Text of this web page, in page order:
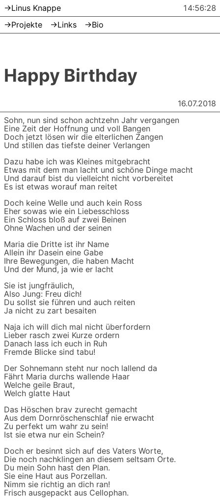
Skip
Linus Knappe
Projekte
Links Bio
14:56:28
Happy Birthday
16.07.2018
Sohn, nun sind schon achtzehn Jahr vergangen
Eine Zeit der Hoffnung und voll Bangen
Doch jetzt lösen wir die elterlichen Zangen
Und stillen das tiefste deiner Verlangen
Dazu habe ich was Kleines mitgebracht
Etwas mit dem man lacht und schöne Dinge macht
Und darauf bist du vielleicht nicht vorbereitet
Es ist etwas worauf man reitet
Doch keine Welle und auch kein Ross
Eher sowas wie ein Liebesschloss
Ein Schloss bloß auf zwei Beinen
Ohne Wachen und der seinen
Maria die Dritte ist ihr Name
Allein ihr Dasein eine Gabe
Ihre Bewegungen, die haben Macht
Und der Mund, ja wie er lacht
Sie ist jungfräulich,
Also Jung: Freu dich!
Du sollst sie führen und auch reiten
Ja nicht zu zart besaiten
Naja ich will dich mal nicht überfordern
Lieber rasch zwei Kurze ordern
Danach lass ich euch in Ruh
Fremde Blicke sind tabu!
Der Sohnemann steht nur noch lallend da
Fährt Maria durchs wallende Haar
Welche geile Braut,
Welch glatte Haut
Das Höschen brav zurecht gemacht
Aus dem Dornröschenschlaf nie erwacht
Zu perfekt um wahr zu sein!
Ist sie etwa nur ein Schein?
Doch er besinnt sich auf des Vaters Worte,
Die noch nachklingen an diesem seltsam Orte.
Du mein Sohn hast den Plan.
Sie eine Haut aus Porzellan.
Nimm sie richtig an dich ran!
Frisch ausgepackt aus Cellophan.